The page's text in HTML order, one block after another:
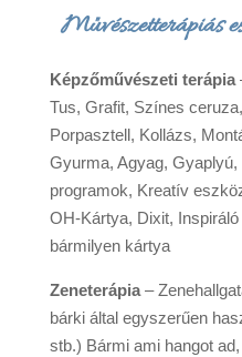
Művészetterápiás
Képzőművészeti terápia
Tus, Grafit, Színes
Porpasztell, Kollázs,
Gyurma, Agyag,
programok, Kreatív
OH-Kártya, Dixit,
bármilyen kártya
Zeneterápia–
bárki által egyszerűen
stb.) Bármi ami hangot